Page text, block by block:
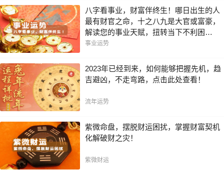
八字看事业，财富伴终生！哪日出生的人
最有财官之命，十之八九是大官或富豪，
解读您的事业天赋，扭转当下不利困
局！！
事业运势
2023年已经到来，如何能够把握先机，趋
吉避凶，不走弯路，点击此处查看！
流年运势
紫微命盘，摆脱财运困扰，掌握财富契机
化解破财之灾！
紫微财运